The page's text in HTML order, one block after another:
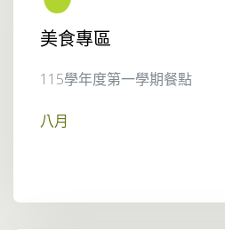
美食專區
115學年度第一學期餐點
八月